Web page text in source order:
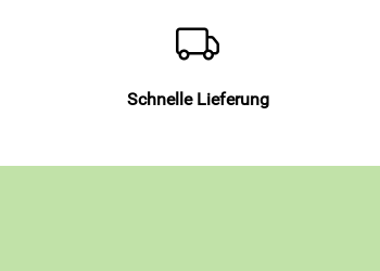
Schnelle Lieferung